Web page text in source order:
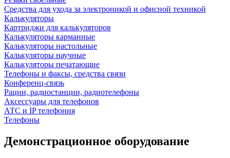
Средства для ухода за электроникой и офисной техникой
Калькуляторы
Картриджи для калькуляторов
Калькуляторы карманные
Калькуляторы настольные
Калькуляторы научные
Калькуляторы печатающие
Телефоны и факсы, средства связи
Конференц-связь
Рации, радиостанции, радиотелефоны
Аксессуары для телефонов
АТС и IP телефония
Телефоны
Демонстрационное оборудование